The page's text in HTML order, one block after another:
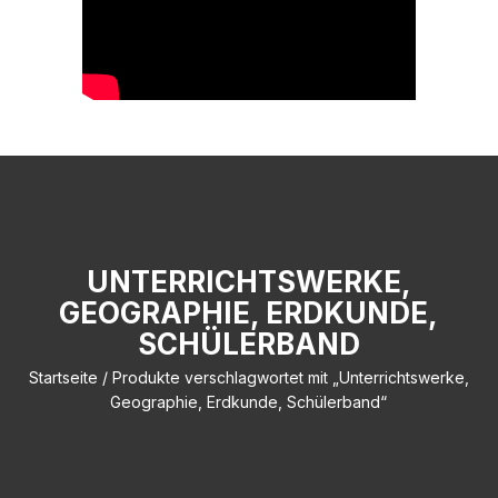
UNTERRICHTSWERKE,
GEOGRAPHIE, ERDKUNDE,
SCHÜLERBAND
Startseite / Produkte verschlagwortet mit „Unterrichtswerke,
Geographie, Erdkunde, Schülerband“